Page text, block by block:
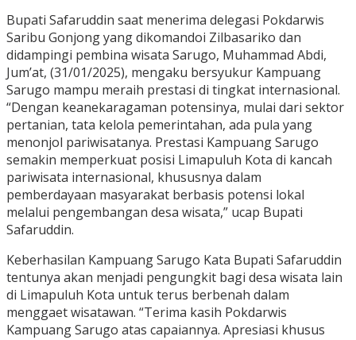
Bupati Safaruddin saat menerima delegasi Pokdarwis
Saribu Gonjong yang dikomandoi Zilbasariko dan
didampingi pembina wisata Sarugo, Muhammad Abdi,
Jum’at, (31/01/2025), mengaku bersyukur Kampuang
Sarugo mampu meraih prestasi di tingkat internasional.
“Dengan keanekaragaman potensinya, mulai dari sektor
pertanian, tata kelola pemerintahan, ada pula yang
menonjol pariwisatanya. Prestasi Kampuang Sarugo
semakin memperkuat posisi Limapuluh Kota di kancah
pariwisata internasional, khususnya dalam
pemberdayaan masyarakat berbasis potensi lokal
melalui pengembangan desa wisata,” ucap Bupati
Safaruddin.
Keberhasilan Kampuang Sarugo Kata Bupati Safaruddin
tentunya akan menjadi pengungkit bagi desa wisata lain
di Limapuluh Kota untuk terus berbenah dalam
menggaet wisatawan. “Terima kasih Pokdarwis
Kampuang Sarugo atas capaiannya. Apresiasi khusus